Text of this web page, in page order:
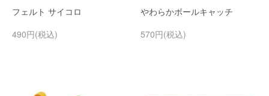
フェルト サイコロ
490円(税込)
やわらかボールキャッチ
570円(税込)